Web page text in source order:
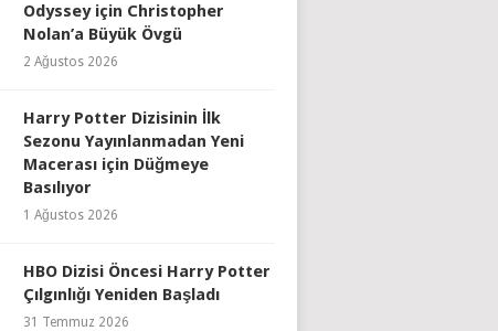
Odyssey için Christopher
Nolan’a Büyük Övgü
2 Ağustos 2026
Harry Potter Dizisinin İlk
Sezonu Yayınlanmadan Yeni
Macerası için Düğmeye
Basılıyor
1 Ağustos 2026
HBO Dizisi Öncesi Harry Potter
Çılgınlığı Yeniden Başladı
31 Temmuz 2026